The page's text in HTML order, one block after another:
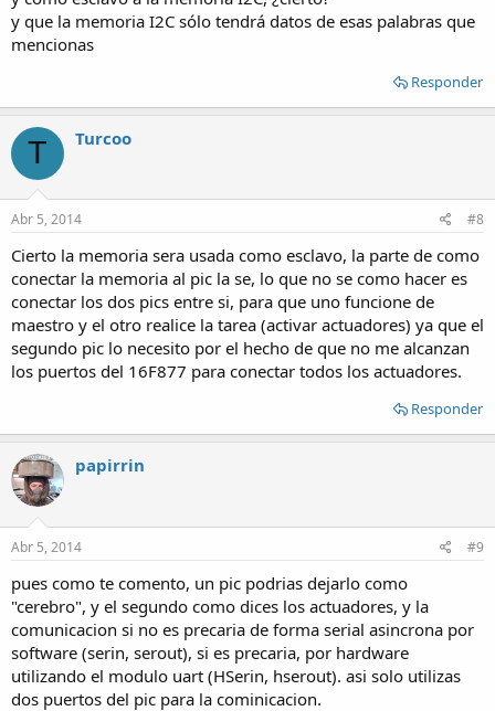
y que la memoria I2C sólo tendrá datos de esas palabras que
mencionas
Responder
T Turcoo
Abr 5, 2014 #8
Cierto la memoria sera usada como esclavo, la parte de como
conectar la memoria al pic la se, lo que no se como hacer es
conectar los dos pics entre si, para que uno funcione de
maestro y el otro realice la tarea (activar actuadores) ya que el
segundo pic lo necesito por el hecho de que no me alcanzan
los puertos del 16F877 para conectar todos los actuadores.
Responder
papirrin
Abr 5, 2014 #9
pues como te comento, un pic podrias dejarlo como
"cerebro", y el segundo como dices los actuadores, y la
comunicacion si no es precaria de forma serial asincrona por
software (serin, serout), si es precaria, por hardware
utilizando el modulo uart (HSerin, hserout). asi solo utilizas
dos puertos del pic para la cominicacion.